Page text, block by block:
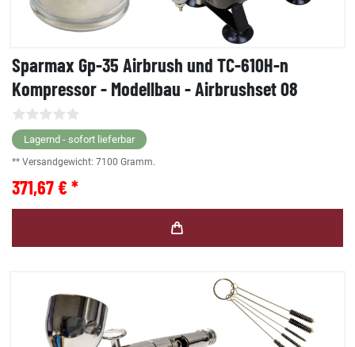
Sparmax Gp-35 Airbrush und TC-610H-n
Kompressor - Modellbau - Airbrushset 08
Lagernd - sofort lieferbar
** Versandgewicht: 7100 Gramm.
371,67 € *